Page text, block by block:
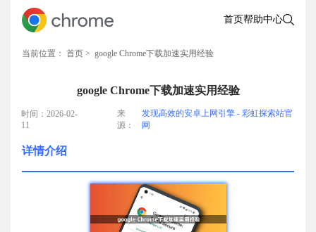
首页帮助中心
当前位置： 首页 > google Chrome下载加速实用经验
google Chrome下载加速实用经验
时间：2026-02-
11
来
源：
发现高效的安卓上网引擎 - 彩虹探索站官
网
详情介绍